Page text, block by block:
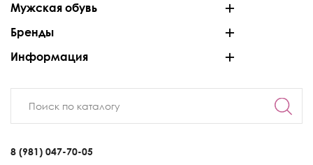
Мужская обувь
Бренды
Информация
8 (981) 047-70-05